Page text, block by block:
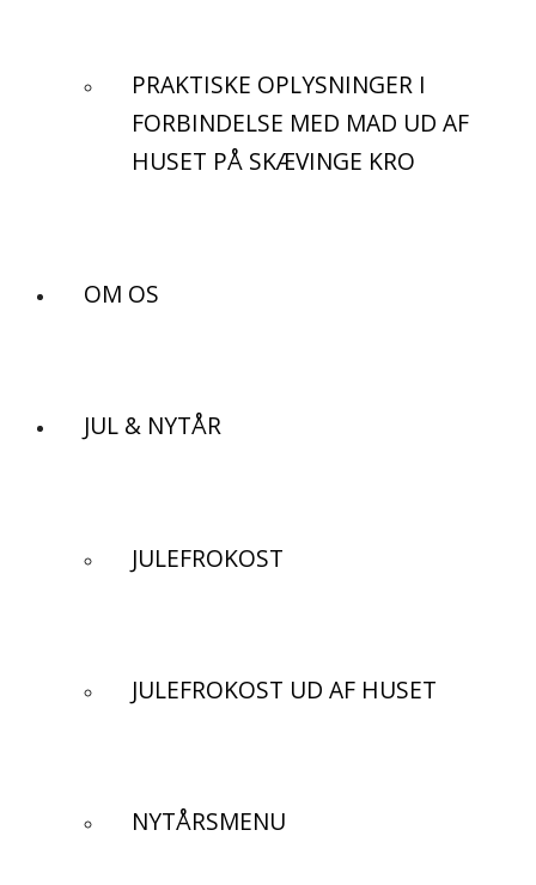
PRAKTISKE OPLYSNINGER I
FORBINDELSE MED MAD UD AF
HUSET PÅ SKÆVINGE KRO
OM OS
JUL & NYTÅR
JULEFROKOST
JULEFROKOST UD AF HUSET
NYTÅRSMENU